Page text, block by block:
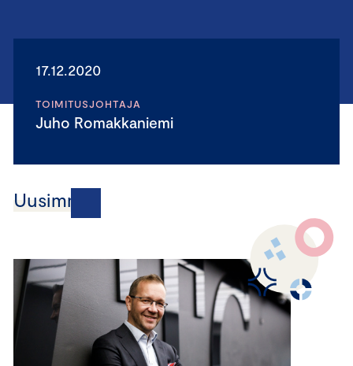
17.12.2020
TOIMITUSJOHTAJA
Juho Romakkaniemi
Uusimmat